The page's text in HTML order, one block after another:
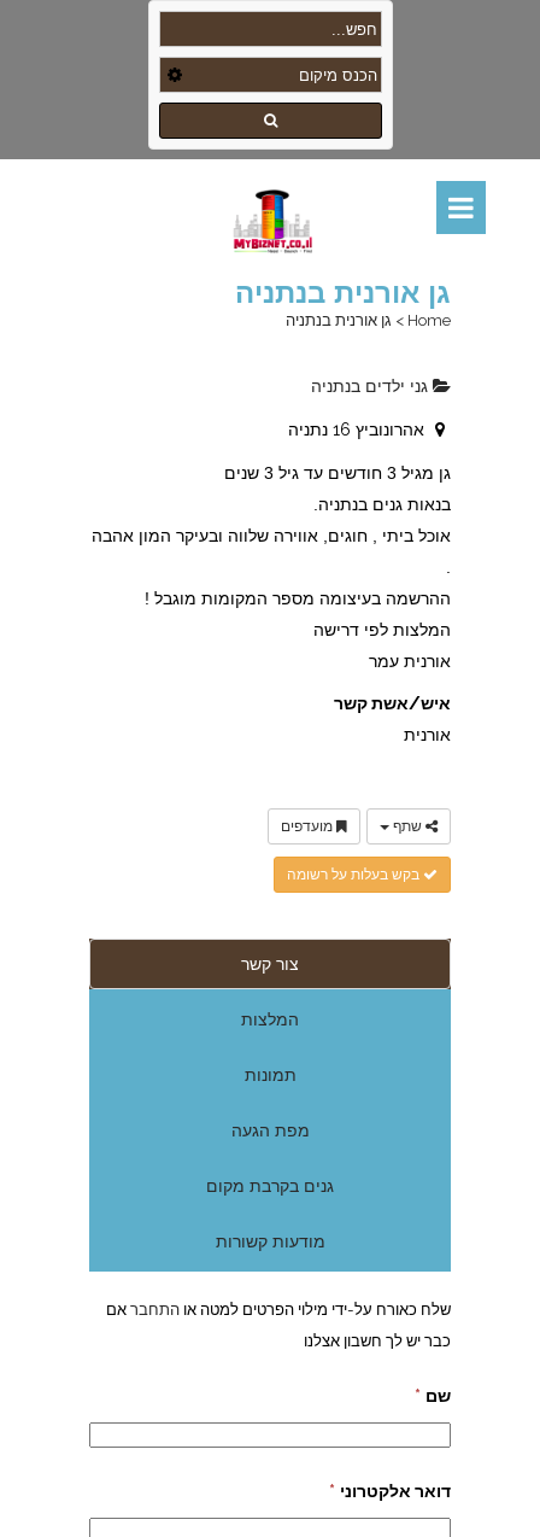
גן אורנית בנתניה
Home
> גן אורנית בנתניה
גני ילדים בנתניה
אהרונוביץ 16 נתניה
גן מגיל 3 חודשים עד גיל 3 שנים
בנאות גנים בנתניה.
אוכל ביתי , חוגים, אווירה שלווה ובעיקר המון אהבה
ההרשמה בעיצומה מספר המקומות מוגבל !
המלצות לפי דרישה
אורנית עמר
איש/אשת קשר
אורנית
שתף מועדפים
בקש בעלות על רשומה
צור קשר
המלצות
תמונות
מפת הגעה
גנים בקרבת מקום
מודעות קשורות
שלח כאורח על-ידי מילוי הפרטים למטה או התחבראם
כבר יש לך חשבון אצלנו
שם *
דואר אלקטרוני *